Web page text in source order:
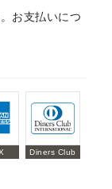
お支払いにつ
Diners Club